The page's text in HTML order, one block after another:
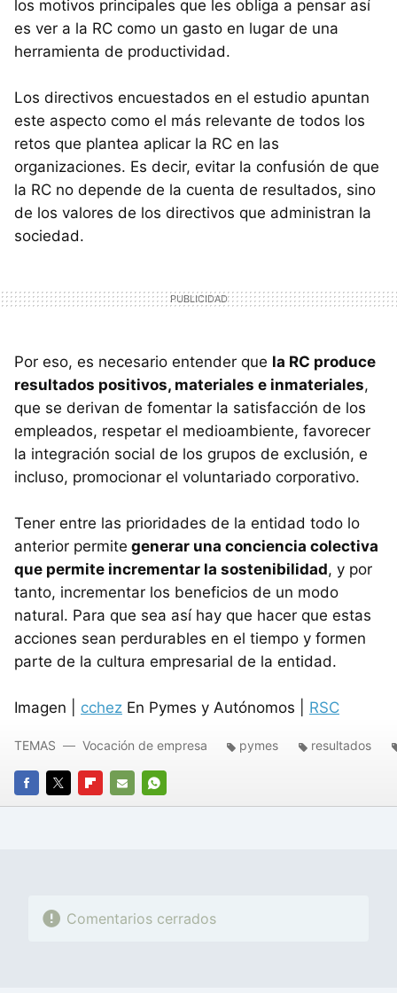
los motivos principales que les obliga a pensar así
es ver a la RC como un gasto en lugar de una
herramienta de productividad.
Los directivos encuestados en el estudio apuntan
este aspecto como el más relevante de todos los
retos que plantea aplicar la RC en las
organizaciones. Es decir, evitar la confusión de que
la RC no depende de la cuenta de resultados, sino
de los valores de los directivos que administran la
sociedad.
Por eso, es necesario entender que la RC produce
resultados positivos, materiales e inmateriales,
que se derivan de fomentar la satisfacción de los
empleados, respetar el medioambiente, favorecer
la integración social de los grupos de exclusión, e
incluso, promocionar el voluntariado corporativo.
Tener entre las prioridades de la entidad todo lo
anterior permite generar una conciencia colectiva
que permite incrementar la sostenibilidad, y por
tanto, incrementar los beneficios de un modo
natural. Para que sea así hay que hacer que estas
acciones sean perdurables en el tiempo y formen
parte de la cultura empresarial de la entidad.
Imagen | cchez En Pymes y Autónomos | RSC
FACEBOOK
TWITTERFLIPBOARD
E-
WHATSAPP
TEMAS Vocación de empresa pymes resultados
Comentarios cerrados